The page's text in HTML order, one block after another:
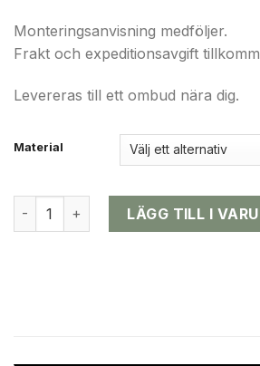
Monteringsanvisning medföljer.
Frakt och expeditionsavgift
Levereras till ett ombud nära dig.
Material
Ornament mängdLÄGG TILL I